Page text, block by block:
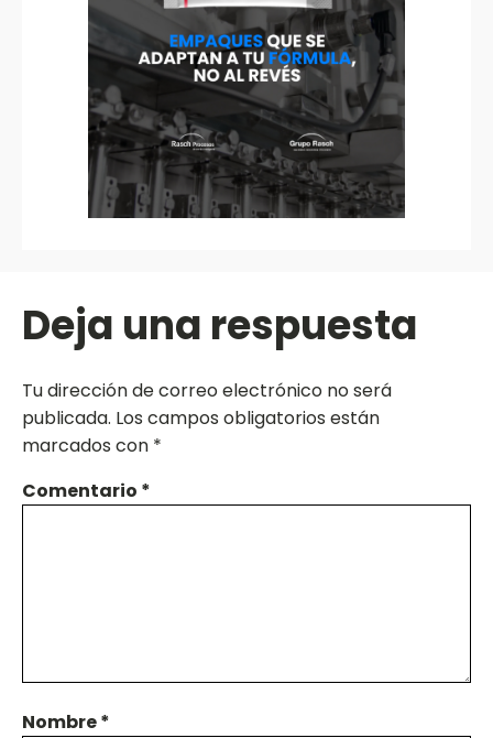
Deja una respuesta
Tu dirección de correo electrónico no será
publicada. Los campos obligatorios están
marcados con *
Comentario *
Nombre*